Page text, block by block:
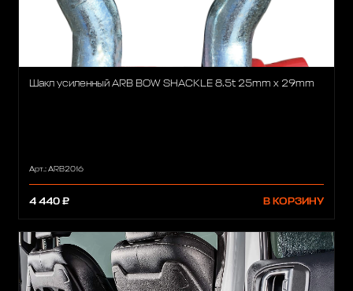
Шакл усиленный ARB BOW SHACKLE 8.5t 25mm x 29mm
Арт.: ARB2016
4 440 ₽ В КОРЗИНУ